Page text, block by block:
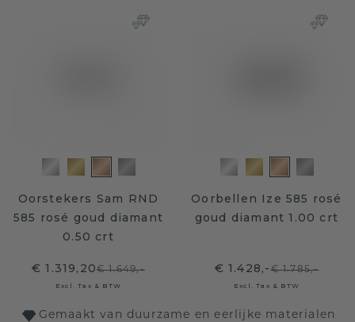
Oorstekers Sam RND
585 rosé goud diamant
0.50 crt
€ 1.319,20€ 1.649,-
Excl. Tax & BTW
Oorbellen Ize 585 rosé
goud diamant 1.00 crt
€ 1.428,-€ 1.785,-
Excl. Tax & BTW
Gemaakt van duurzame en eerlijke materialen